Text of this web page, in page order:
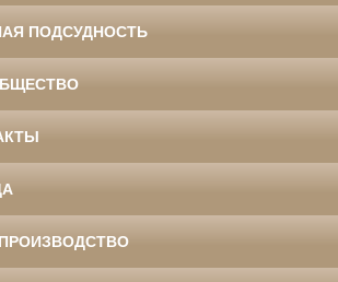
ПОДСУДНОСТЬ